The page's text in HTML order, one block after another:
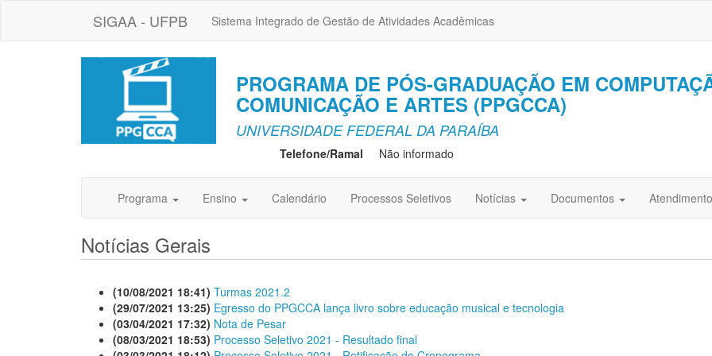
SIGAA - UFPB Sistema Integrado de Gestão de Atividades Acadêmicas
PROGRAMA DE PÓS-GRADUAÇÃO EM
COMUNICAÇÃO E ARTES (PPGCCA)
UNIVERSIDADE FEDERAL DA PARAÍBA
Telefone/Ramal Não informado
Programa Ensino Calendário Processos Seletivos Notícias Documentos
Notícias Gerais
(10/08/2021 18:41) Turmas 2021.2
(29/07/2021 13:25) Egresso do PPGCCA lança livro sobre educação musical e tecnologia
(03/04/2021 17:32) Nota de Pesar
(08/03/2021 18:53) Processo Seletivo 2021 - Resultado final